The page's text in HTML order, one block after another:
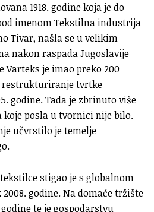
1918. godine koja je do
imenom Tekstilna industrija
Tivar, našla se u velikim
nakon raspada Jugoslavije
Varteks je imao preko 200
restrukturiranje tvrtke
godine. Tada je zbrinuto više
koje posla u tvornici nije bilo.
učvrstilo je temelje
stigao je s globalnom
godine. Na domaće tržište
te je gospodarstvu